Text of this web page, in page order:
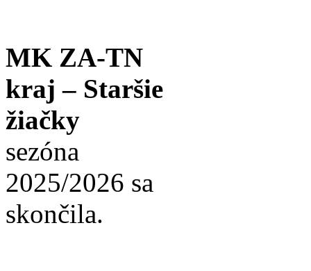
MK ZA-TN
kraj – Staršie
žiačky
sezóna
2025/2026 sa
skončila.